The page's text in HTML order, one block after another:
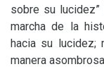
sobre su
marcha de la
hacia su lucidez;
manera